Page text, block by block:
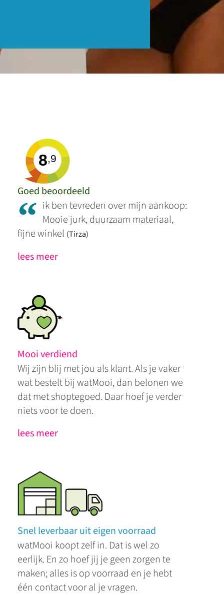
8,9
Goed beoordeeld
“ ik ben tevreden over mijn aankoop:
Mooie jurk, duurzaam materiaal,
fijne winkel (Tirza)
lees meer
Mooi verdiend
Wij zijn blij met jou als klant. Als je vaker
wat bestelt bij watMooi, dan belonen we
dat met shoptegoed. Daar hoef je verder
niets voor te doen.
lees meer
Snel leverbaar uit eigen voorraad
watMooi koopt zelf in. Dat is wel zo
eerlijk. En zo hoef jij je geen zorgen te
maken; alles is op voorraad en je hebt
één contact voor al je vragen.